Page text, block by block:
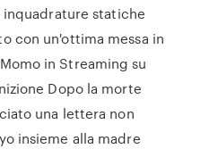
inquadrature statiche
con un'ottima messa in
in Streaming su
Dopo la morte
una lettera non
insieme alla madre